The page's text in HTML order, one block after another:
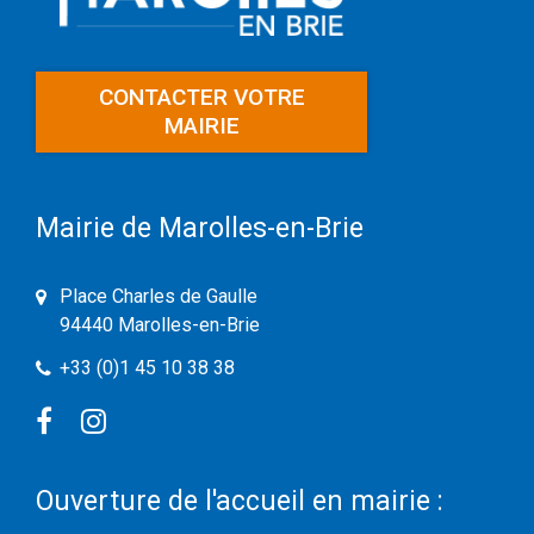
CONTACTER VOTRE
MAIRIE
Mairie de Marolles-en-Brie
Place Charles de Gaulle
94440 Marolles-en-Brie
+33 (0)1 45 10 38 38
FacebookInstagram
Ouverture de l'accueil en mairie :